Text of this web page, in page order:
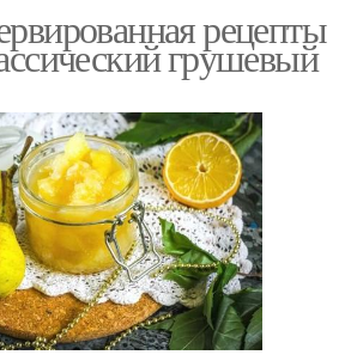
рецепты
грушевый